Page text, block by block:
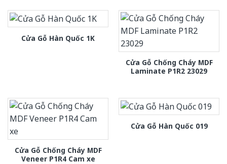
Cửa Gỗ Hàn Quốc 1K
Cửa Gỗ Chống Cháy MDF
Laminate P1R2 23029
Cửa Gỗ Chống Cháy MDF
Veneer P1R4 Cam xe
Cửa Gỗ Hàn Quốc 019